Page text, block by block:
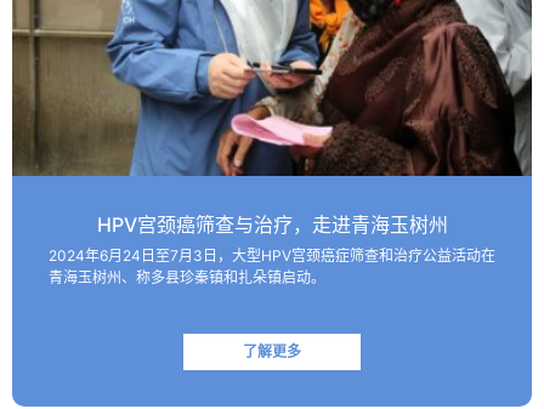
HPV宫颈癌筛查与治疗，走进青海玉树州
2024年6月24日至7月3日，大型HPV宫颈癌症筛查和治疗公益活动在
青海玉树州、称多县珍秦镇和扎朵镇启动。
了解更多